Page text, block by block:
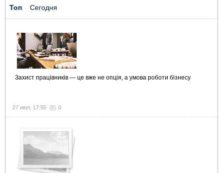
Топ Сегодня
Захист працівників — це вже не опція, а умова роботи бізнесу
27 июл, 17:55 0